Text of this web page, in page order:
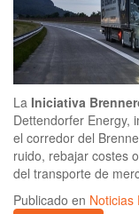
La Iniciativa
Dettendorfer Energy,
el corredor del
ruido, rebajar costes
del transporte de
Publicado en Noticias